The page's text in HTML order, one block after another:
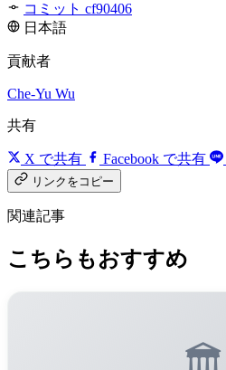
コミット cf90406
日本語
貢献者
Che-Yu Wu
共有
X で共有 Facebook で共有
リンクをコピー
関連記事
こちらもおすすめ